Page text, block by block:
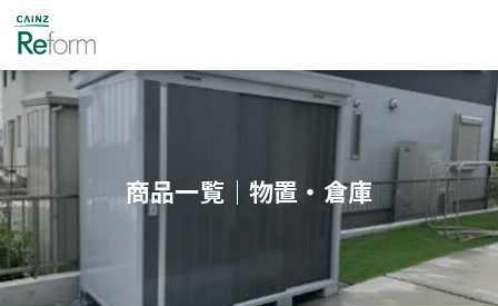
商品一覧｜物置・倉庫